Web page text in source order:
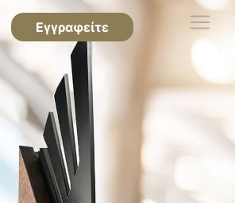
Εγγραφείτε